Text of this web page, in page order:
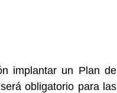
implantar un Plan de
obligatorio para las